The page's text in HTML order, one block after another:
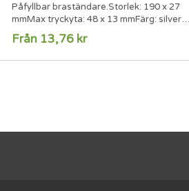
Påfyllbar braständare.Storlek: 190 x 27
mmMax tryckyta: 48 x 13 mmFärg: silver
metallic -grafitgrå metallic -blå metallic
Från 13,76 kr